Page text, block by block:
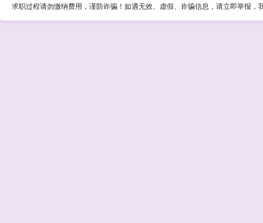
求职过程请勿缴纳费用，谨防诈骗！如遇无效、虚假、诈骗信息，请立即举报，